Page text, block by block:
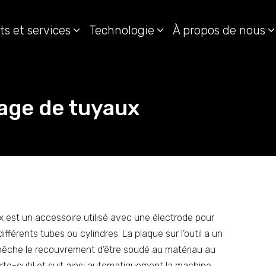
et services Technologie À propos de nous
de tuyaux
est un accessoire utilisé avec une électrode pour
tubes ou cylindres. La plaque sur l’outil a un
le recouvrement d’être soudé au matériau au